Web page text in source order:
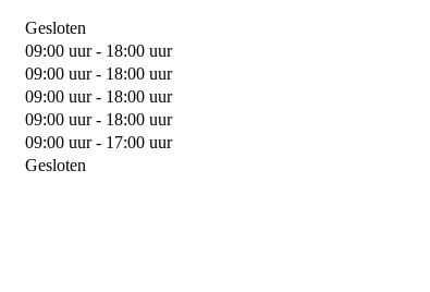
Gesloten
09:00 uur - 18:00 uur
09:00 uur - 18:00 uur
09:00 uur - 18:00 uur
09:00 uur - 18:00 uur
09:00 uur - 17:00 uur
Gesloten